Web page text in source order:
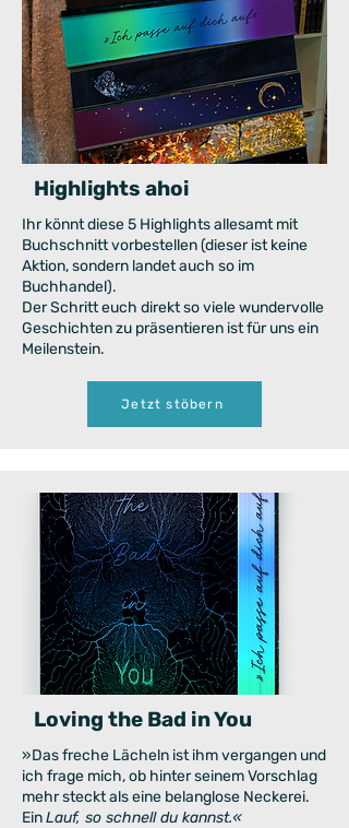
Highlights ahoi
Ihr könnt diese 5 Highlights allesamt mit
Buchschnitt vorbestellen (dieser ist keine
Aktion, sondern landet auch so im
Buchhandel).
Der Schritt euch direkt so viele wundervolle
Geschichten zu präsentieren ist für uns ein
Meilenstein.
Jetzt stöbern
Loving the Bad in You
»Das freche Lächeln ist ihm vergangen und
ich frage mich, ob hinter seinem Vorschlag
mehr steckt als eine belanglose Neckerei.
EinLauf, so schnell du kannst.«